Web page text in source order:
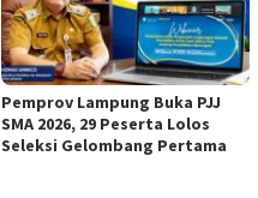
Pemprov Lampung Buka PJJ
SMA 2026, 29 Peserta Lolos
Seleksi Gelombang Pertama